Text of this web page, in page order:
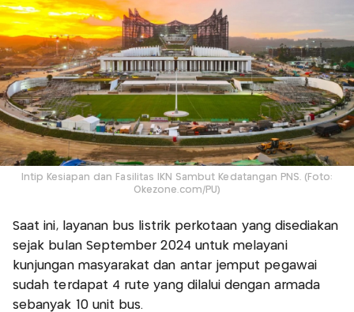
Intip Kesiapan dan Fasilitas IKN Sambut Kedatangan PNS. (Foto:
Okezone.com/PU)
Saat ini, layanan bus listrik perkotaan yang disediakan
sejak bulan September 2024 untuk melayani
kunjungan masyarakat dan antar jemput pegawai
sudah terdapat 4 rute yang dilalui dengan armada
sebanyak 10 unit bus.